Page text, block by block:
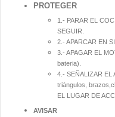
PROTEGER
1.- PARAR EL
SEGUIR.
2.- APARCAR EN
3.- APAGAR EL
bateria).
4.- SEÑALIZAR EL
triángulos,
EL LUGAR DE
AVISAR